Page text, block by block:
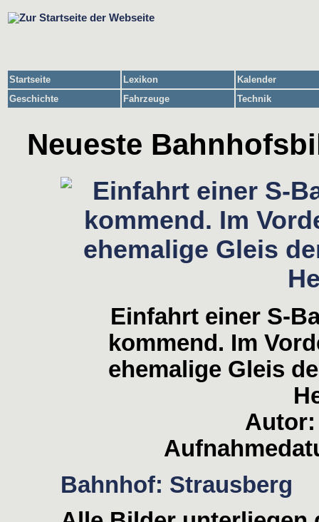
Startseite Lexikon
Kalender
Geschichte
Fahrzeuge Technik
Neueste
Einfahrt einer S-
kommend. Im
ehemalige Gleis
Autor:
Bahnhof: Strausberg